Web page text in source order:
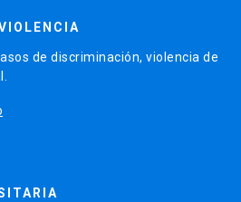
de discriminación, violencia de